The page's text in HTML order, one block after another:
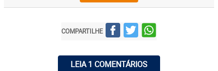
COMPARTILHE
LEIA 1 COMENTÁRIOS